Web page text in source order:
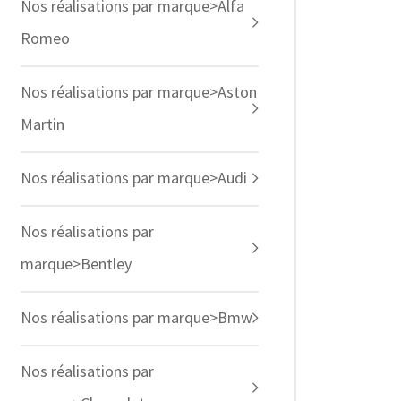
Nos réalisations par marque>Alfa
Romeo
Nos réalisations par marque>Aston
Martin
Nos réalisations par marque>Audi
Nos réalisations par
marque>Bentley
Nos réalisations par marque>Bmw
Nos réalisations par